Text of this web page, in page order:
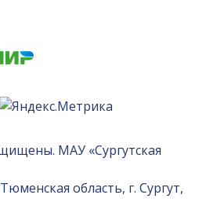
МАУ «Сургутская
область, г. Сургут,